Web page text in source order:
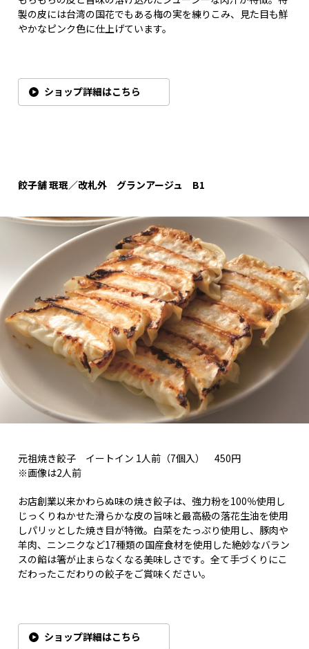
製の皮には台湾の国花でもある梅の実を練りこみ、見た目も鮮
やかなピンク色に仕上げています。
ショップ詳細はこちら
餃子舗 珉珉／改札外 グランアージュ B1
元祖焼き餃子 イートイン 1人前（7個入） 450円
※画像は2人前
お店創業以来かわらぬ味の焼き餃子は、強力粉を100％使用し
じっくりねかせた滑らかな皮の旨味と最高級の落花生油を使用
しパリッとした焼き目が特徴。白菜をたっぷり使用し、豚肉や
羊肉、ニンニクなど17種類の国産食材を使用した絶妙なバラン
スの餡は箸が止まらなくなる美味しさです。全て手づくりにこ
だわったこだわりの餃子をご賞味ください。
ショップ詳細はこちら